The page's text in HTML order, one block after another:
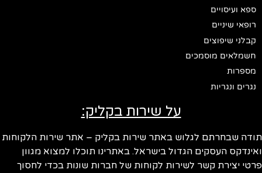
ספא ועיסויים
רופאי שיניים
קבלני שיפוצים
חשמלאים מוסמכים
מספרות
נגרים ונגריות
על שירות בקליק:
שבחרתם לגלוש באתר שירות בקליק – אתר שירות הלקוחות
העסקים הגדול בישראל. באתרינו תוכלו למצוא מגוון
יצירת קשר לשירות לקוחות של חברות שונות בכדי לחסוך